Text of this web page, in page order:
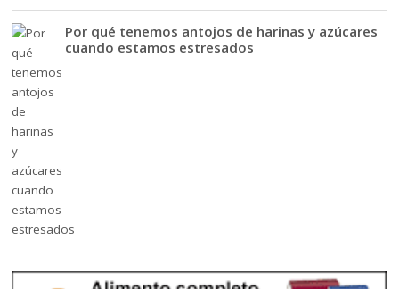
Por qué tenemos antojos de harinas y azúcares
cuando estamos estresados